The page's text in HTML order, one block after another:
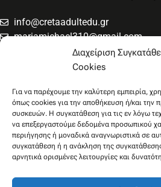
Διαχείριση
Cookies
Για να παρέχουμε την καλύτερη εμπειρία,
όπως cookies για την αποθήκευση ή/και την
συσκευών. Η συγκατάθεση για τις εν λόγω
να επεξεργαστούμε δεδομένα προσωπικού
περιήγησης ή μοναδικά αναγνωριστικά σε
συγκατάθεση ή η ανάκληση της
αρνητικά ορισμένες λειτουργίες και
info@cretaadultedu.gr
mariamichael310@gmail.com